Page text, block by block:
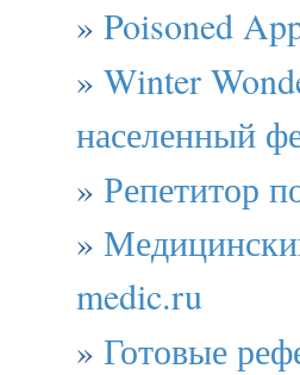
» Poisoned
» Winter
населенный
» Репетитор
»
medic.ru
» Готовые